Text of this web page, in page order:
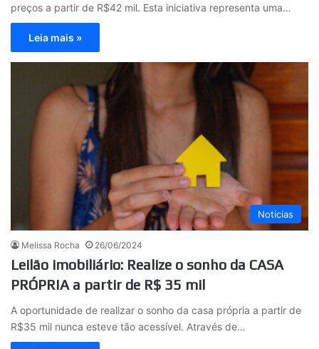
preços a partir de R$42 mil. Esta iniciativa representa uma…
Leia mais »
Notícias
Melissa Rocha 26/06/2024
Leilão imobiliário: Realize o sonho da CASA
PRÓPRIA a partir de R$ 35 mil
A oportunidade de realizar o sonho da casa própria a partir de
R$35 mil nunca esteve tão acessível. Através de…